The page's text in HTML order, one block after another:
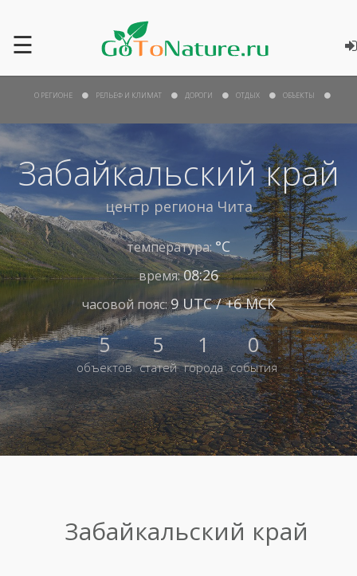
☰
Забайкальский край
центр региона Чита
температура:°С
время:08:26
часовой пояс:9 UTC / +6 МСК
5
объектов
5
статей
1
города
0
события
О РЕГИОНЕ РЕЛЬЕФ И КЛИМАТ ДОРОГИ ОТДЫХ ОБЪЕКТЫ
Забайкальский край